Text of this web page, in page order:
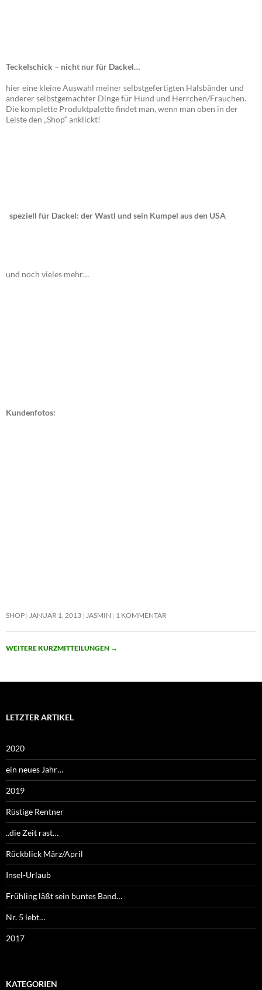
Teckelschick – nicht nur für Dackel…
hier eine kleine Auswahl meiner selbstgefertigten Halsbänder und
anderer selbstgemachter Dinge für Hund und Herrchen/Frauchen.
Die komplette Produktpalette findet man, wenn man oben in der
Leiste den „Shop“ anklickt!
speziell für Dackel: der Wastl und sein Kumpel aus den USA
und noch vieles mehr…
Kundenfotos:
SHOP JANUAR 1, 2013 JASMIN 1 KOMMENTAR
WEITERE KURZMITTEILUNGEN →
LETZTER ARTIKEL
2020
ein neues Jahr…
2019
Rüstige Rentner
..die Zeit rast…
Rückblick März/April
Insel-Urlaub
Frühling läßt sein buntes Band…
Nr. 5 lebt…
2017
KATEGORIEN